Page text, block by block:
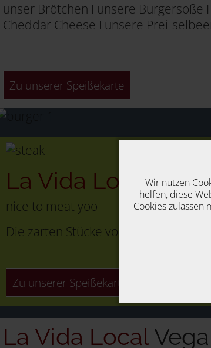
unser Brötchen I unsere Burgersoße
Cheddar Cheese I unsere Prei-
Zu unserer Speißekarte
La Vida Local
nice to meat yoo
Die zarten Stücke vom deutschen Rind
Zu unserer Speißekarte
La Vida Local
Wir nutzen
helfen, diese
Cookies